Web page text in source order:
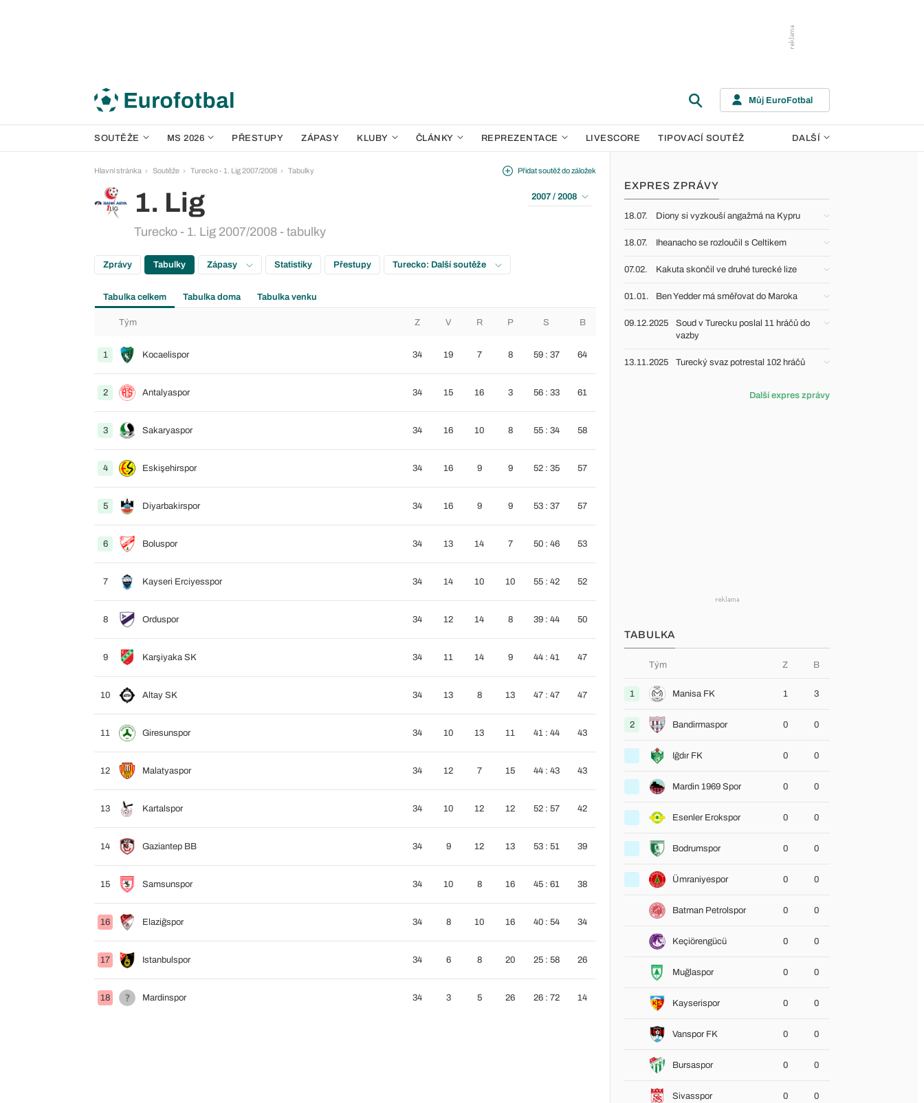
Můj EuroFotbal
SOUTĚŽE MS 2026 PŘESTUPY ZÁPASY KLUBY ČLÁNKY REPREZENTACE LIVESCORE TIPOVACÍ SOUTĚŽ DALŠÍ
Hlavní stránka Soutěže Turecko - 1. Lig 2007/2008 Tabulky
1. Lig
Turecko - 1. Lig 2007/2008 - tabulky
Přidat soutěž do záložek
2007 / 2008
Zprávy Tabulky Zápasy Statistiky Přestupy Turecko: Další soutěže
Tabulka celkem Tabulka doma Tabulka venku
Tým Z V R P S B
1 Kocaelispor 34 19 7 8 59 : 37 64
2 Antalyaspor 34 15 16 3 56 : 33 61
3 Sakaryaspor 34 16 10 8 55 : 34 58
4 Eskişehirspor 34 16 9 9 52 : 35 57
5 Diyarbakirspor 34 16 9 9 53 : 37 57
6 Boluspor 34 13 14 7 50 : 46 53
7 Kayseri Erciyesspor 34 14 10 10 55 : 42 52
8 Orduspor 34 12 14 8 39 : 44 50
9 Karşiyaka SK 34 11 14 9 44 : 41 47
10 Altay SK 34 13 8 13 47 : 47 47
11 Giresunspor 34 10 13 11 41 : 44 43
12 Malatyaspor 34 12 7 15 44 : 43 43
13 Kartalspor 34 10 12 12 52 : 57 42
14 Gaziantep BB 34 9 12 13 53 : 51 39
15 Samsunspor 34 10 8 16 45 : 61 38
16 Elaziğspor 34 8 10 16 40 : 54 34
17 Istanbulspor 34 6 8 20 25 : 58 26
18 Mardinspor 34 3 5 26 26 : 72 14
EXPRES ZPRÁVY
18.07. Diony si vyzkouší angažmá na Kypru
18.07. Iheanacho se rozloučil s Celtikem
07.02. Kakuta skončil ve druhé turecké lize
01.01. Ben Yedder má směřovat do Maroka
09.12.2025
Soud v Turecku poslal 11 hráčů do
vazby
13.11.2025 Turecký svaz potrestal 102 hráčů
Další expres zprávy
TABULKA
Tým Z B
1 Manisa FK 1 3
2 Bandirmaspor 0 0
Iğdır FK 0 0
Mardin 1969 Spor 0 0
Esenler Erokspor 0 0
Bodrumspor 0 0
Ümraniyespor 0 0
Batman Petrolspor 0 0
Keçiörengücü 0 0
Muğlaspor 0 0
Kayserispor 0 0
Vanspor FK 0 0
Bursaspor 0 0
Sivasspor 0 0